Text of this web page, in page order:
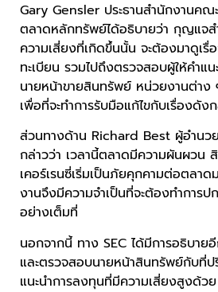
Gary Gensler ประธานสำนักงานคณ
ตลาดหลักทรัพย์ได้อธิบายว่า กุญแจ
ความเสี่ยงที่เกิดขึ้นนั้น จะต้องมาดูเ
ทะเบียน รวมไปถึงตรวจสอบผู้ให้คำแ
นายหน้าขายสินทรัพย์ หน่วยงานต่าง
เพื่อที่จะทำการรับมือแก้ไขกับเรื่องดัง
ส่วนทางด้าน Richard Best ผู้อำนว
กล่าวว่า เวลานี้ตลาดมีความผันผวน
เคอร์เรนซี่เริ่มเป็นภัยคุกคามต่อตลา
งานจึงมีความจำเป็นที่จะต้องทำการ
อย่างเต็มที่
นอกจากนี้ ทาง SEC ได้มีการอธิบาย
และตรวจสอบนายหน้าสินทรัพย์กับที่
แนะนำการลงทุนที่มีความเสี่ยงสูงด้วย